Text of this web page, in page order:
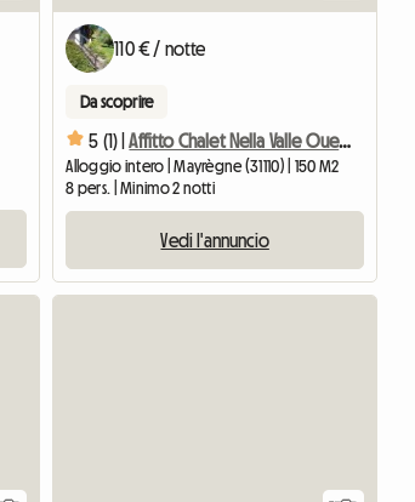
110 € / notte
Da scoprire
5 (1) | Affitto Chalet Nella Valle Oueil We/settimana - 150 M²
Alloggio intero | Mayrègne (31110) | 150 M2
8 pers. | Minimo 2 notti
Vedi l'annuncio